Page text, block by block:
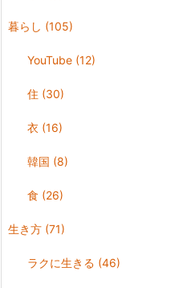
暮らし (105)
YouTube (12)
住 (30)
衣 (16)
韓国 (8)
食 (26)
生き方 (71)
ラクに生きる (46)